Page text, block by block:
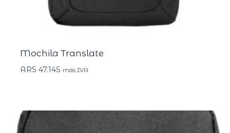
Mochila Translate
ARS 47.145 más IVA